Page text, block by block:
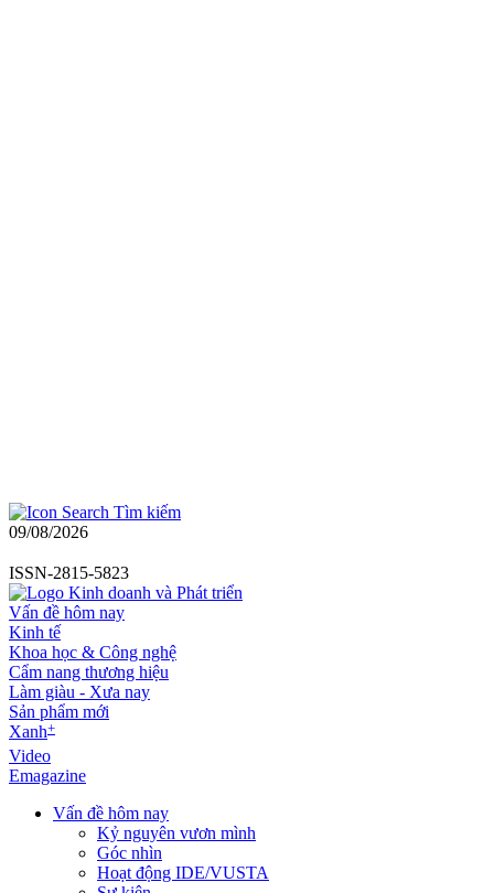
Tìm kiếm
09/08/2026
ISSN-2815-5823
Vấn đề hôm nay
Kinh tế
Khoa học & Công nghệ
Cẩm nang thương hiệu
Làm giàu - Xưa nay
Sản phẩm mới
Xanh+
Video
Emagazine
Vấn đề hôm nay
Kỷ nguyên vươn mình
Góc nhìn
Hoạt động IDE/VUSTA